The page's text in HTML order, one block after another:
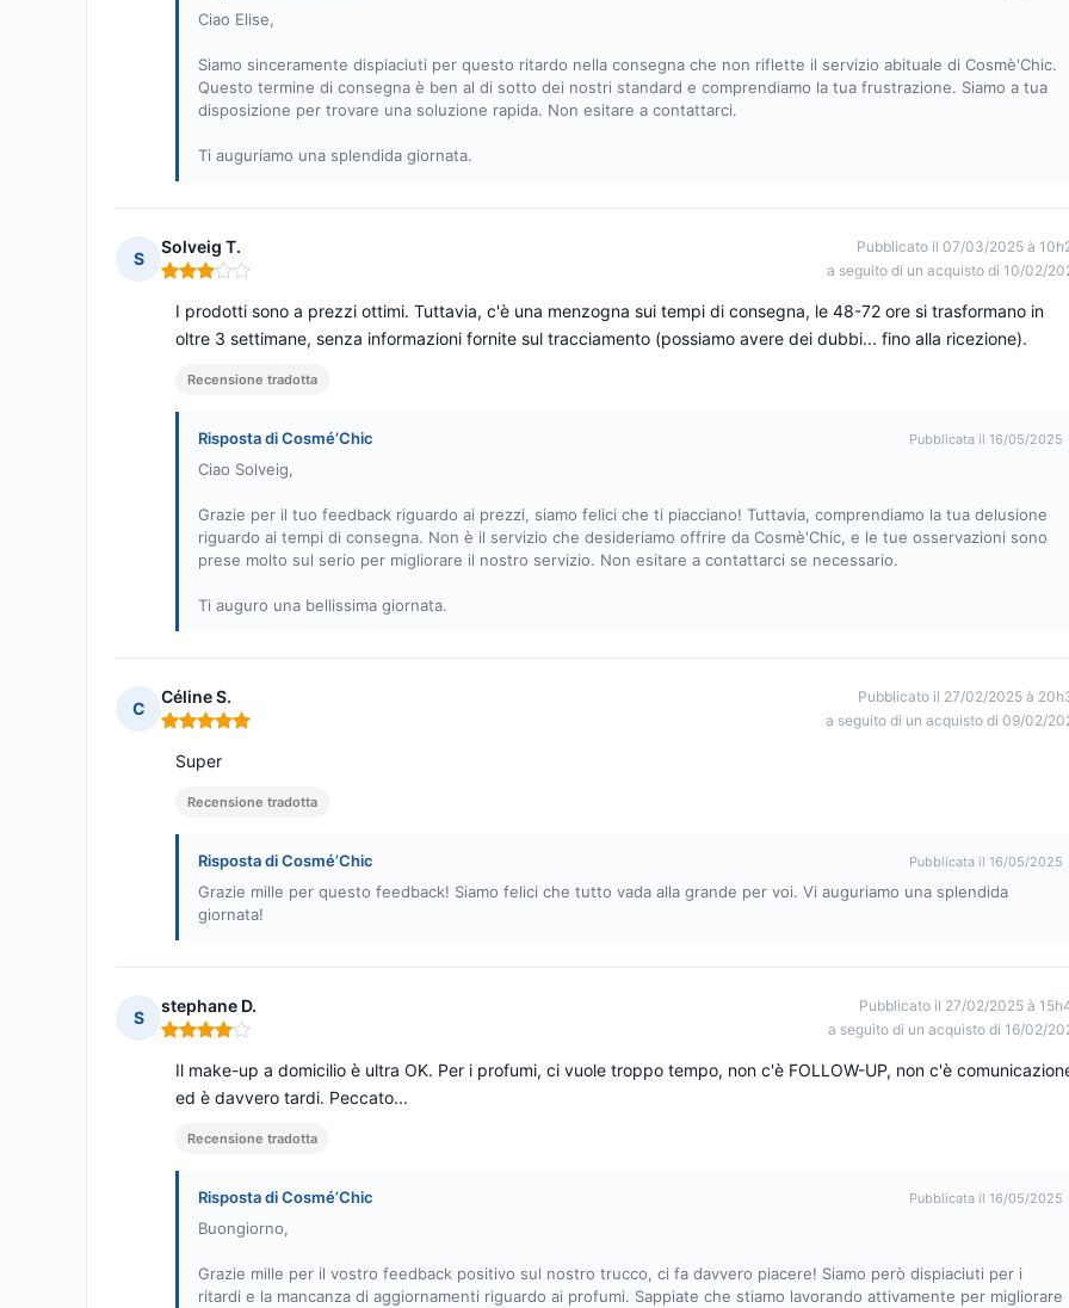
Ciao Elise,
Siamo sinceramente dispiaciuti per questo ritardo nella consegna che non riflette il servizio abituale di Cosmè'Chic.
Questo termine di consegna è ben al di sotto dei nostri standard e comprendiamo la tua frustrazione. Siamo a tua
disposizione per trovare una soluzione rapida. Non esitare a contattarci.
Ti auguriamo una splendida giornata.
S
Solveig T.
Nota: 3 su 5
Pubblicato il 07/03/2025 à
a seguito di un acquisto di 10/02/
I prodotti sono a prezzi ottimi. Tuttavia, c'è una menzogna sui tempi di consegna, le 48-72 ore si trasformano in
oltre 3 settimane, senza informazioni fornite sul tracciamento (possiamo avere dei dubbi... fino alla ricezione).
Recensione tradotta
Risposta di Cosmé’Chic Pubblicata il 16/05/2025
Ciao Solveig,
Grazie per il tuo feedback riguardo ai prezzi, siamo felici che ti piacciano! Tuttavia, comprendiamo la tua delusione
riguardo ai tempi di consegna. Non è il servizio che desideriamo offrire da Cosmè'Chic, e le tue osservazioni sono
prese molto sul serio per migliorare il nostro servizio. Non esitare a contattarci se necessario.
Ti auguro una bellissima giornata.
C
Céline S.
Nota: 5 su 5
Pubblicato il 27/02/2025 à
a seguito di un acquisto di 09/02/
Super
Recensione tradotta
Risposta di Cosmé’Chic Pubblicata il 16/05/2025
Grazie mille per questo feedback! Siamo felici che tutto vada alla grande per voi. Vi auguriamo una splendida
giornata!
S
stephane D.
Nota: 4 su 5
Pubblicato il 27/02/2025 à
a seguito di un acquisto di 16/02/
Il make-up a domicilio è ultra OK. Per i profumi, ci vuole troppo tempo, non c'è FOLLOW-UP, non c'è
ed è davvero tardi. Peccato...
Recensione tradotta
Risposta di Cosmé’Chic Pubblicata il 16/05/2025
Buongiorno,
Grazie mille per il vostro feedback positivo sul nostro trucco, ci fa davvero piacere! Siamo però dispiaciuti per i
ritardi e la mancanza di aggiornamenti riguardo ai profumi. Sappiate che stiamo lavorando attivamente per migliorare